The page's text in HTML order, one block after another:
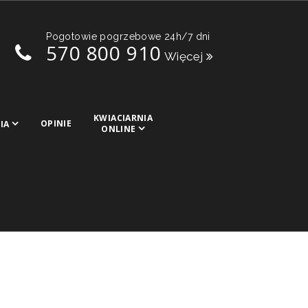
Pogotowie pogrzebowe 24h/7 dni
570 800 910 Więcej
OPINIE
KWIACIARNIA
ONLINE